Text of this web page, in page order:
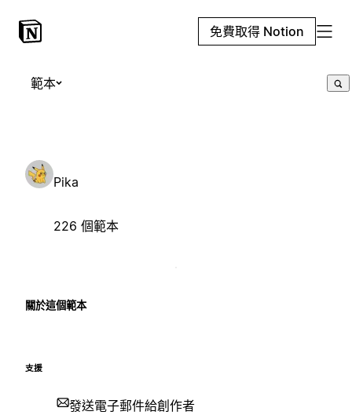
免費取得 Notion
範本
Pika
226 個範本
關於這個範本
支援
發送電子郵件給創作者